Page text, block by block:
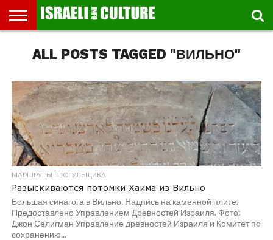
МУЗЕИ
СТРАНА
ФЕСТИВАЛЕЙ
ТЕАТР
КНИГИ.
ТЕКСТЫ
МУЗЫКА
РЕЛИГИЯ/
ИСТОРИЯ
ДВИЖЕНИЕ
ДЕТИ
ВЫХОДНОГО
МАРШРУТЫ
ПРОГУЛЬЩИКА
ВИДЕО-
РЕЧИ
ВПЕЧАТЛЕНИЯ
ВСТРЕЧИ
ИНТЕРВЬЮ
КИНО
TEL
AVIV
ALL POSTS TAGGED "ВИЛЬНО"
МАРШРУТЫ ПРОГУЛЬЩИКА
Разыскиваются потомки Хаима из Вильно
Большая синагога в Вильно. Надпись на каменной плите.
Предоставлено Управлением Древностей Израиля. Фото:
Джон Селигман Управление древностей Израиля и Комитет по
сохранению...